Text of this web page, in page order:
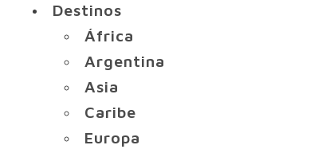
Destinos
África
Argentina
Asia
Caribe
Europa